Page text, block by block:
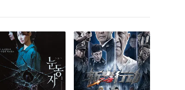
美国众神 American God S04E08
异人 Inhumens S01E03
生活大爆炸 The Big Bang Theory S13E21